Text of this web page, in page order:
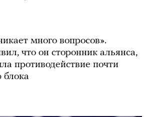
много вопросов».
что он сторонник альянса,
противодействие почти